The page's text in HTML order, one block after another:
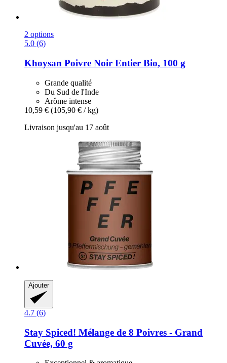
2 options
5.0 (6)
Khoysan Poivre Noir Entier Bio, 100 g
Grande qualité
Du Sud de l'Inde
Arôme intense
10,59 € (105,90 € / kg)
Livraison jusqu'au 17 août
Ajouter
4.7 (6)
Stay Spiced! Mélange de 8 Poivres -​ Grand
Cuvée, 60 g